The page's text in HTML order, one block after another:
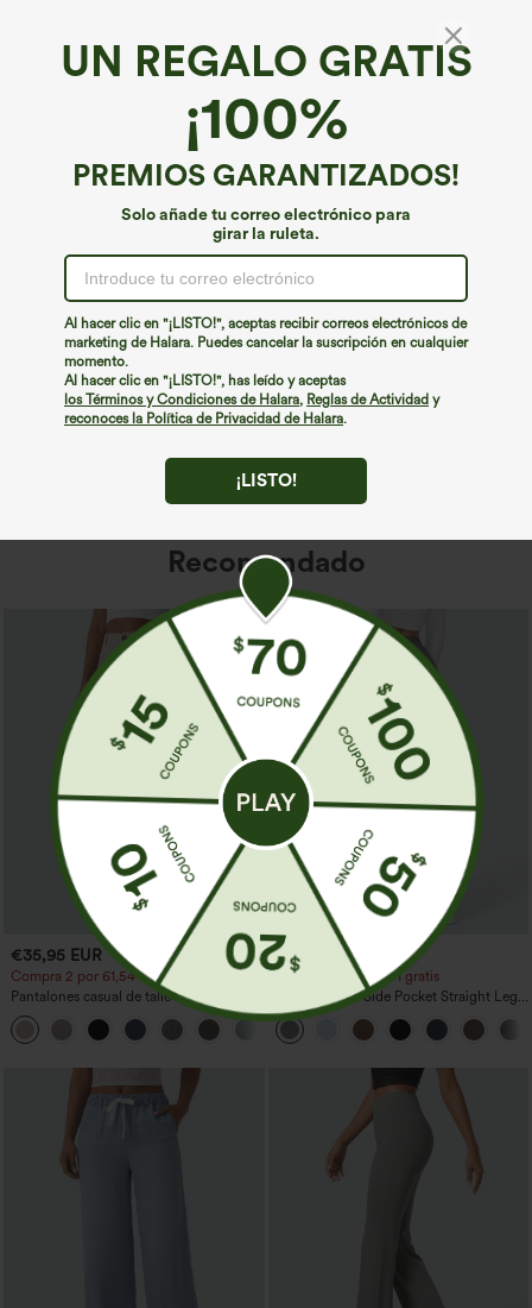
UN REGALO GRATIS
¡100%
PREMIOS GARANTIZADOS!
Solo añade tu correo electrónico para
girar la ruleta.
Al hacer clic en "¡LISTO!", aceptas recibir correos electrónicos de
marketing de Halara. Puedes cancelar la suscripción en cualquier
momento.
Al hacer clic en "¡LISTO!", has leído y aceptas
los Términos y Condiciones de Halara, Reglas de Actividad y
reconoces la Política de Privacidad de Halara.
¡LISTO!
¡Ups!
No podemos encontrar la página que estás buscando.
Seguir comprando
Recomendado
€35,95 EUR
Compra 2 por 61,54 € o 4 por 123,08 €.
Pantalones casual de talle alto y pierna
recta con tacto de lino y bolsillos
+5
€35,95 EUR
Compra 2 y llévate 1 gratis
High Waisted Side Pocket Straight Leg
Work Pants